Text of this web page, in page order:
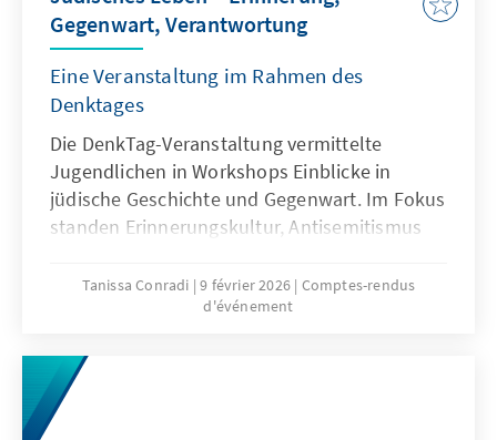
Gegenwart, Verantwortung
Eine Veranstaltung im Rahmen des
Denktages
Die DenkTag-Veranstaltung vermittelte
Jugendlichen in Workshops Einblicke in
jüdische Geschichte und Gegenwart. Im Fokus
standen Erinnerungskultur, Antisemitismus
persönlichen Austausch.
Tanissa Conradi 9 février 2026 Comptes-rendus
d'événement